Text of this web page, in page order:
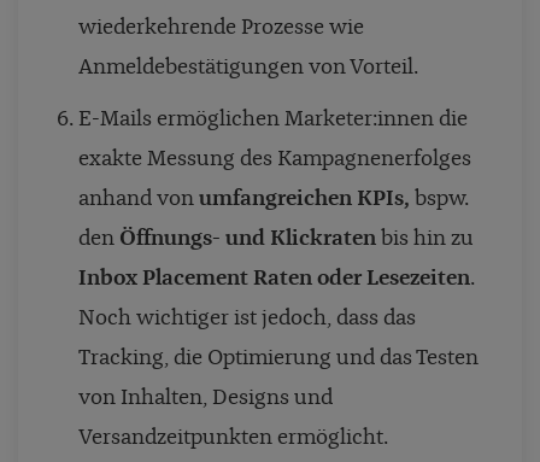
wiederkehrende Prozesse wie
Anmeldebestätigungen von Vorteil.
E-Mails ermöglichen Marketer:innen die
exakte Messung des Kampagnenerfolges
anhand von umfangreichen KPIs, bspw.
den Öffnungs- und Klickraten bis hin zu
Inbox Placement Raten oder Lesezeiten.
Noch wichtiger ist jedoch, dass das
Tracking, die Optimierung und das Testen
von Inhalten, Designs und
Versandzeitpunkten ermöglicht.